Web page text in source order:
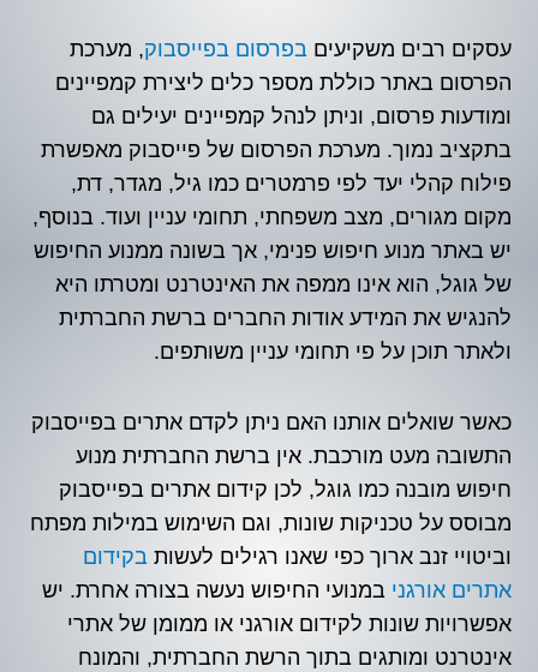
עסקים רבים משקיעים בפרסום בפייסבוק, מערכת
הפרסום באתר כוללת מספר כלים ליצירת קמפיינים
ומודעות פרסום, וניתן לנהל קמפיינים יעילים גם
בתקציב נמוך. מערכת הפרסום של פייסבוק מאפשרת
פילוח קהלי יעד לפי פרמטרים כמו גיל, מגדר, דת,
מקום מגורים, מצב משפחתי, תחומי עניין ועוד. בנוסף,
יש באתר מנוע חיפוש פנימי, אך בשונה ממנוע החיפוש
של גוגל, הוא אינו ממפה את האינטרנט ומטרתו היא
להנגיש את המידע אודות החברים ברשת החברתית
ולאתר תוכן על פי תחומי עניין משותפים.
כאשר שואלים אותנו האם ניתן לקדם אתרים בפייסבוק
התשובה מעט מורכבת. אין ברשת החברתית מנוע
חיפוש מובנה כמו גוגל, לכן קידום אתרים בפייסבוק
מבוסס על טכניקות שונות, וגם השימוש במילות מפתח
וביטויי זנב ארוך כפי שאנו רגילים לעשות בקידום
אתרים אורגני במנועי החיפוש נעשה בצורה אחרת. יש
אפשרויות שונות לקידום אורגני או ממומן של אתרי
אינטרנט ומותגים בתוך הרשת החברתית, והמונח